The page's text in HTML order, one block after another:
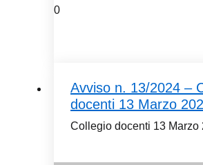
0
Avviso n. 13/2024 –
docenti 13 Marzo
Collegio docenti 13 Marzo